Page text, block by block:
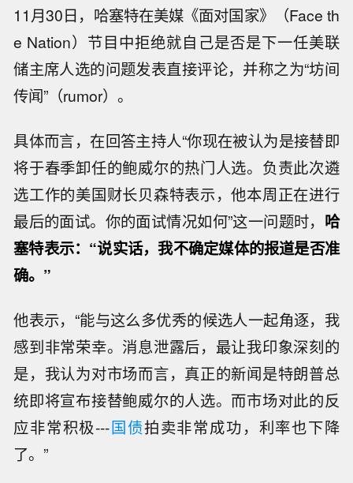
11月30日，哈塞特在美媒《面对国家》（Face th
e Nation）节目中拒绝就自己是否是下一任美联
储主席人选的问题发表直接评论，并称之为“坊间
传闻”（rumor）。
具体而言，在回答主持人“你现在被认为是接替即
将于春季卸任的鲍威尔的热门人选。负责此次遴
选工作的美国财长贝森特表示，他本周正在进行
最后的面试。你的面试情况如何”这一问题时， 哈
塞特表示：“说实话，我不确定媒体的报道是否准
确。”
他表示，“能与这么多优秀的候选人一起角逐，我
感到非常荣幸。消息泄露后，最让我印象深刻的
是，我认为对市场而言，真正的新闻是特朗普总
统即将宣布接替鲍威尔的人选。而市场对此的反
应非常积极---国债拍卖非常成功，利率也下降
了。”